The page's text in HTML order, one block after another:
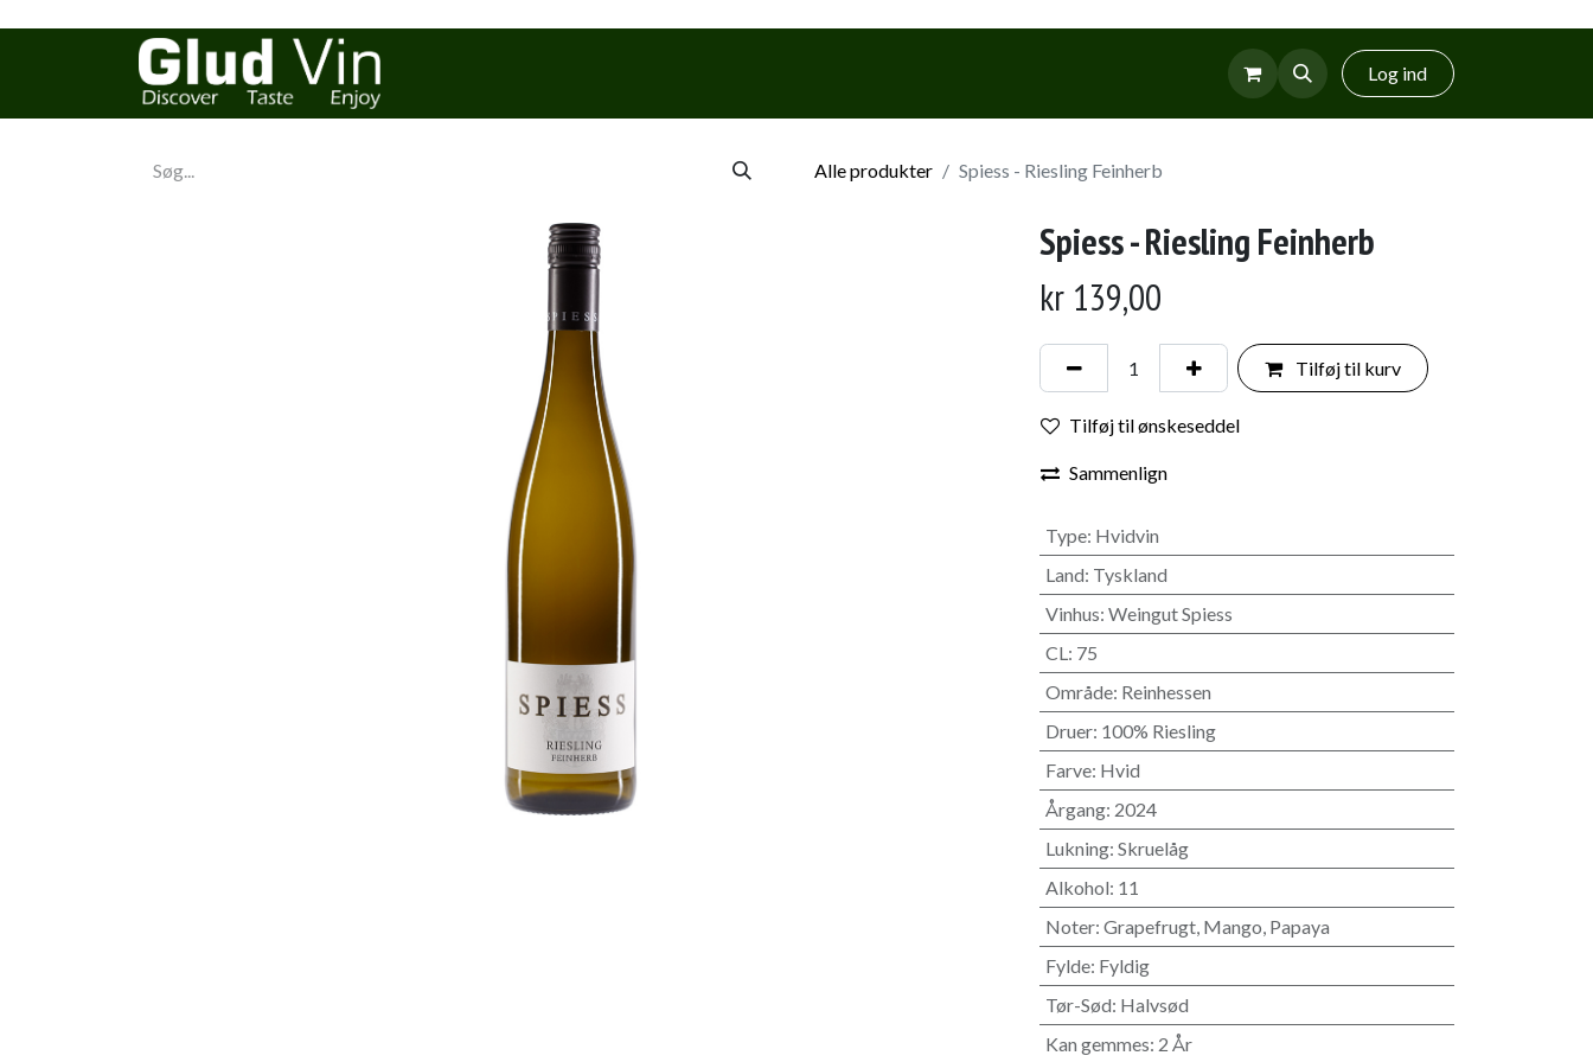
Log ind
Alle produkter Spiess - Riesling Feinherb
Spiess - Riesling Feinherb
kr 139,00
Tilføj til kurv
Tilføj til ønskeseddel
Sammenlign
Type: Hvidvin
Land: Tyskland
Vinhus: Weingut Spiess
CL : 75
Område: Reinhessen
Druer: 100% Riesling
Farve: Hvid
Årgang: 2024
Lukning: Skruelåg
Alkohol: 11
Noter: Grapefrugt, Mango Papaya
Fylde: Fyldig
Tør-Sød: Halvsød
Kan gemmes: 2 År